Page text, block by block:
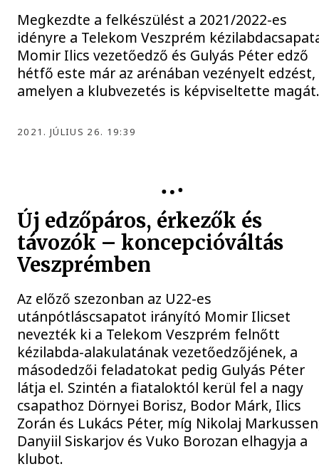
Megkezdte a felkészülést a 2021/2022-es
idényre a Telekom Veszprém
Momir Ilics vezetőedző és Gulyás Péter edző
hétfő este már az arénában vezényelt edzést,
amelyen a klubvezetés is képviseltette
2021. JÚLIUS 26. 19:39
Új edzőpáros, érkezők és
távozók – koncepcióváltás
Veszprémben
Az előző szezonban az U22-es
utánpótláscsapatot irányító Momir Ilicset
nevezték ki a Telekom Veszprém felnőtt
kézilabda-alakulatának vezetőedzőjének, a
másodedzői feladatokat pedig Gulyás Péter
látja el. Szintén a fiataloktól kerül fel a nagy
csapathoz Dörnyei Borisz, Bodor Márk, Ilics
Zorán és Lukács Péter, míg Nikolaj
Danyiil Siskarjov és Vuko Borozan elhagyja a
klubot.